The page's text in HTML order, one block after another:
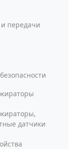
и передачи
датчики